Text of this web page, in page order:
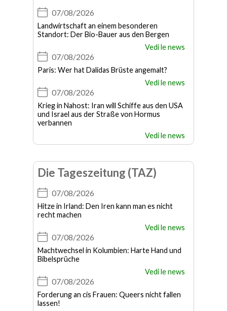
07/08/2026
Landwirtschaft an einem besonderen
Standort: Der Bio-Bauer aus den Bergen
Vedi le news
07/08/2026
Paris: Wer hat Dalidas Brüste angemalt?
Vedi le news
07/08/2026
Krieg in Nahost: Iran will Schiffe aus den USA
und Israel aus der Straße von Hormus
verbannen
Vedi le news
Die Tageszeitung (TAZ)
07/08/2026
Hitze in Irland: Den Iren kann man es nicht
recht machen
Vedi le news
07/08/2026
Machtwechsel in Kolumbien: Harte Hand und
Bibelsprüche
Vedi le news
07/08/2026
Forderung an cis Frauen: Queers nicht fallen
lassen!